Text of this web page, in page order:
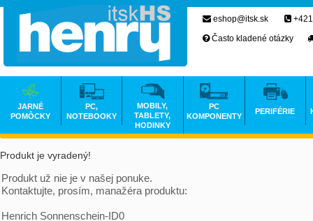
Produkt je vyradený!
Produkt už nie je v našej ponuke.
Kontaktujte, prosím, manažéra produktu:
Henrich Sonnenschein-ID0
eshop@itsk.sk
Často kladené otázky
JARNÉ
POMÔCKY
PC,
NOTEBOOKY
MOBILY,
TABLETY,
HODINKY
PC
KOMPONENTY
PERIFÉRIE